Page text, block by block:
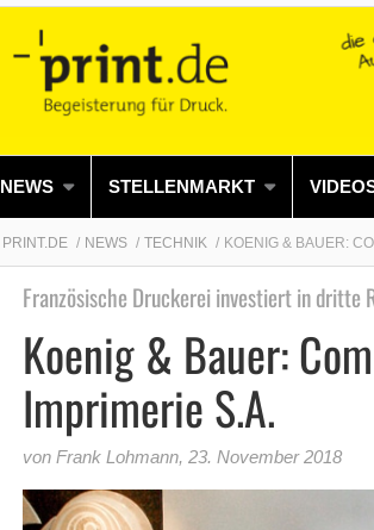
NEWS STELLENMARKT
PRINT.DE NEWS TECHNIK KOENIG & BAUER:
Französische Druckerei investiert in dritte
Koenig & Bauer:
Imprimerie S.A.
von Frank Lohmann, 23. November 2018